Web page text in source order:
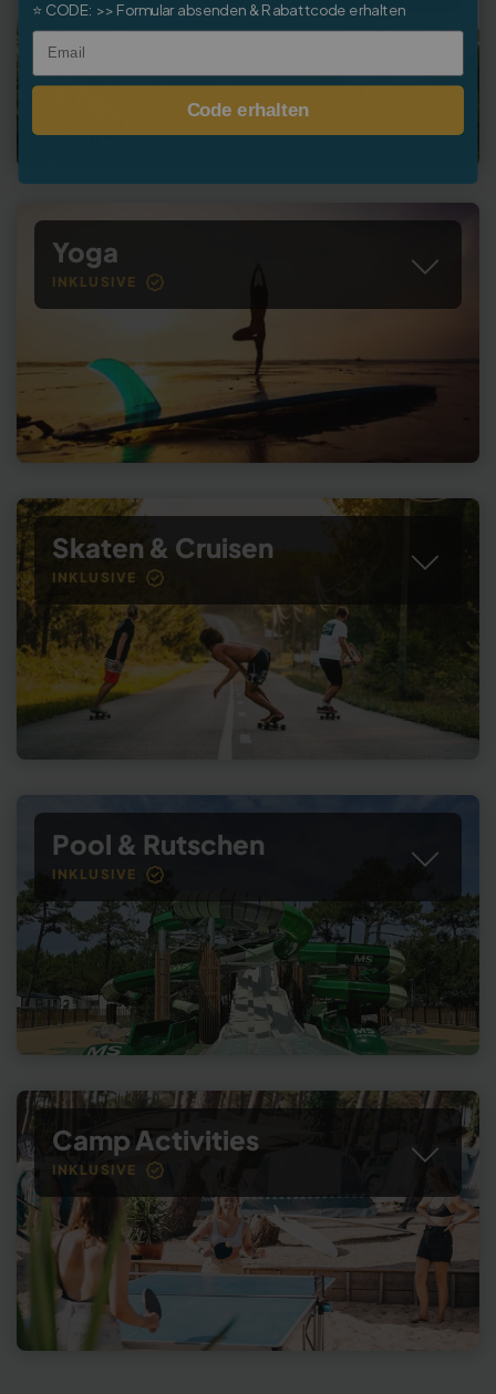
Yoga
INKLUSIVE
Skaten & Cruisen
INKLUSIVE
Pool & Rutschen
INKLUSIVE
Camp Activities
INKLUSIVE
⭐ CODE: >> Formular absenden & Rabattcode erhalten
Email
Code erhalten